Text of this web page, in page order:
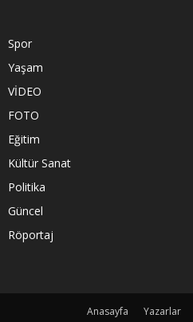
Spor
Yaşam
VİDEO
FOTO
Eğitim
Kültür Sanat
Politika
Güncel
Röportaj
Anasayfa Yazarlar